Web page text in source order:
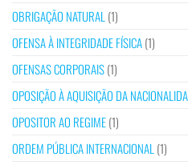
OBRIGAÇÃO NATURAL (1)
OFENSA À INTEGRIDADE FÍSICA(1)
OFENSAS CORPORAIS(1)
OPOSIÇÃO À AQUISIÇÃO DA
OPOSITOR AO REGIME(1)
ORDEM PÚBLICA INTERNACIONAL (1)